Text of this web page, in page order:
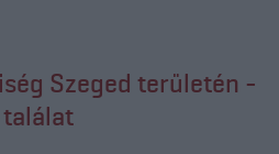
Szeged területén -